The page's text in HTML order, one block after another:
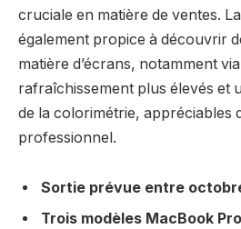
cruciale en matière de ventes.
également propice à découvrir
matière d’écrans, notamment
rafraîchissement plus élevés et
de la colorimétrie, appréciables
professionnel.
Sortie prévue entre
Trois modèles MacBook